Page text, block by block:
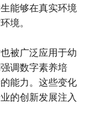
能够在真实环境
境。
被广泛应用于幼
调数字素养培
能力。这些变化
的创新发展注入